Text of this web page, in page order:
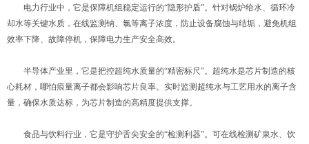
电力行业中，它是保障机组稳定运行的“隐形护盾”。针对锅炉给水、循环冷
却水等关键水质，在线监测钠、氯等离子浓度，防止设备腐蚀与结垢，避免机组
效率下降、故障停机，保障电力生产安全高效。
半导体产业里，它是把控超纯水质量的“精密标尺”。超纯水是芯片制造的核
心耗材，哪怕痕量离子都会影响芯片良率。实时监测超纯水与工艺用水的离子含
量，确保水质达标，为芯片制造的高精度提供支撑。
食品与饮料行业，它是守护舌尖安全的“检测利器”。可在线检测矿泉水、饮